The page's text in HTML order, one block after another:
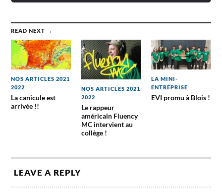
READ NEXT →
NOS ARTICLES 2021
2022
La canicule est
arrivée !!
NOS ARTICLES 2021
2022
Le rappeur
américain Fluency
MC intervient au
collège !
LA MINI-
ENTREPRISE
EVI promu à Blois !
LEAVE A REPLY